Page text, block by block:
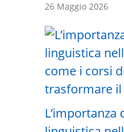
26 Maggio 2026